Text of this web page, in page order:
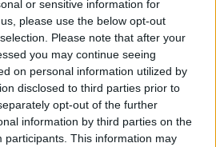
or sensitive information for
please use the below opt-out
Please note that after your
you may continue seeing
on personal information utilized by
disclosed to third parties prior to
opt-out of the further
information by third parties on the
participants. This information may
118 dell'Asl Toscana sud est, attivato
stradale occorso a un'auto sulla Ss 223
70ennesono stati trasportati in